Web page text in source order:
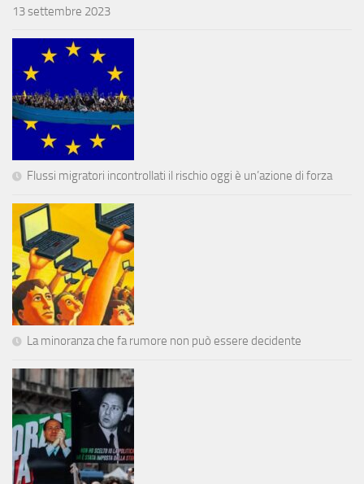
13 settembre 2023
Flussi migratori incontrollati il rischio oggi è un’azione di forza
La minoranza che fa rumore non può essere decidente